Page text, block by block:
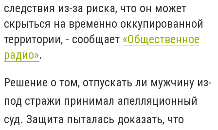
следствия из-за риска, что он может
скрыться на временно оккупированной
территории, - сообщает «Общественное
радио».
Решение о том, отпускать ли мужчину из-
под стражи принимал апелляционный
суд. Защита пыталась доказать, что